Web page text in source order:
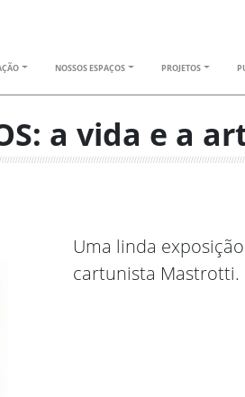
NOSSOS ESPAÇOS PROJETOS
a vida e a
Uma linda
cartunista Mastrotti.